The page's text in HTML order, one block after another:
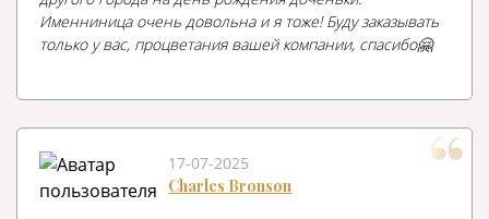
Именниница очень довольна и я тоже! Буду заказывать
только у вас, процветания вашей компании, спасибо🤗
17-07-2025
Charles Bronson